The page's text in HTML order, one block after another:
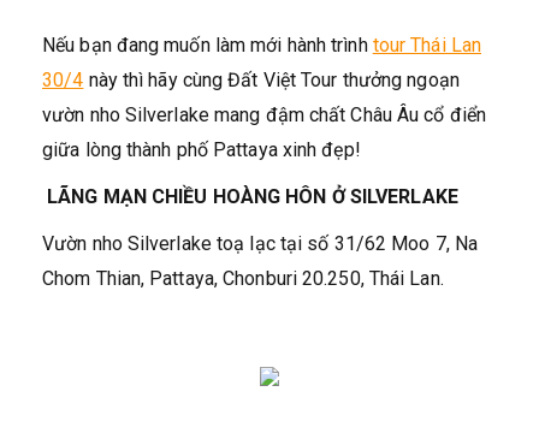
Nếu bạn đang muốn làm mới hành trình tour Thái Lan
30/4 này thì hãy cùng Đất Việt Tour thưởng ngoạn
vườn nho Silverlake mang đậm chất Châu Âu cổ điển
giữa lòng thành phố Pattaya xinh đẹp!
LÃNG MẠN CHIỀU HOÀNG HÔN Ở SILVERLAKE
Vườn nho Silverlake toạ lạc tại số 31/62 Moo 7, Na
Chom Thian, Pattaya, Chonburi 20.250, Thái Lan.